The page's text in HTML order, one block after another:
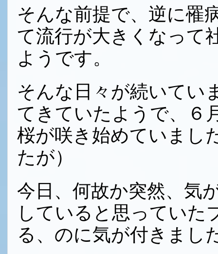
そんな前提で、逆に罹
て流行が大きくなって
ようです。
そんな日々が続いてい
てきていたようで、６
桜が咲き始めていまし
たが）
今日、何故か突然、気
していると思っていた
る、のに気が付きまし